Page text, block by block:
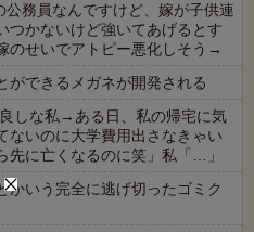
務員なんですけど、嫁が子供連
つかないけど強いてあげるとす
のせいでアトピー悪化しそう→
ができるメガネが開発される
しな私→ある日、私の帰宅に気
ないのに大学費用出さなきゃい
に亡くなるのに笑」私「…」
かいう完全に逃げ切ったゴミク